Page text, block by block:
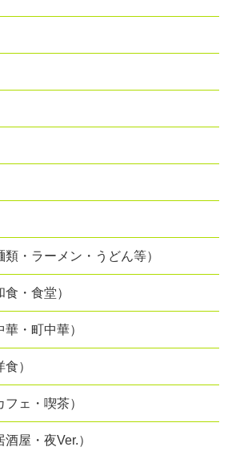
・ラーメン・うどん等）
・食堂）
・町中華）
）
ェ・喫茶）
屋・夜Ver.）